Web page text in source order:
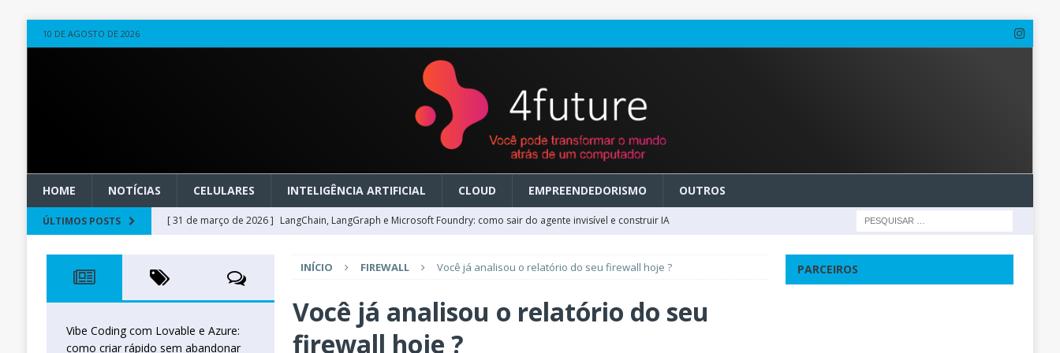
10 DE AGOSTO DE 2026
HOME NOTÍCIAS CELULARES INTELIGÊNCIA ARTIFICIAL CLOUD EMPREENDEDORISMO OUTROS
ÚLTIMOS POSTS [ 31 de março de 2026 ] LangChain, LangGraph e Microsoft Foundry: como sair do agente invisível e construir IA
[ 20 de março de 2026 ]
Microsoft Foundry em GA: como migrar do clássico sem transformar IA em dívida
técnica
INTELIGÊNCIA ARTIFICIAL
[ 27 de fevereiro de 2026 ]
Voice Agents no Microsoft Foundry: como desenhar experiências de voz em tempo
INÍCIO FIREWALL Você já analisou o relatório do seu firewall hoje ?
Você já analisou o relatório do seu
firewall hoje ?
Vibe Coding com Lovable e Azure:
como criar rápido sem abandonar
PARCEIROS